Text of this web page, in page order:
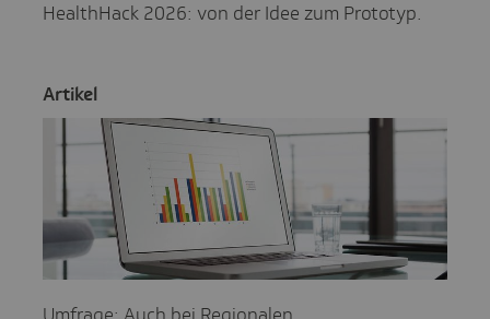
HealthHack 2026: von der Idee zum Prototyp.
Artikel